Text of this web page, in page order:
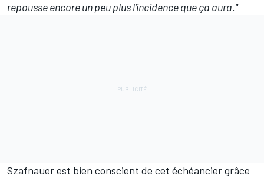
repousse encore un peu plus l'incidence que ça aura."
Szafnauer est bien conscient de cet échéancier grâce